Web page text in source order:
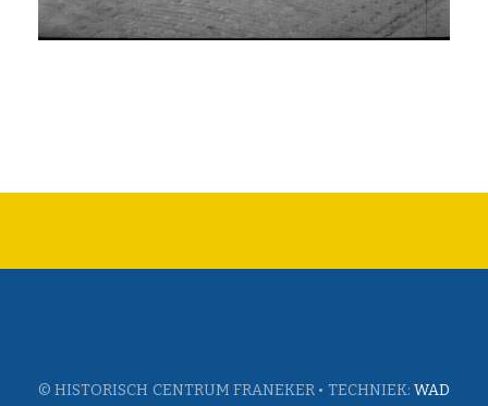
© HISTORISCH CENTRUM FRANEKER • TECHNIEK: WAD